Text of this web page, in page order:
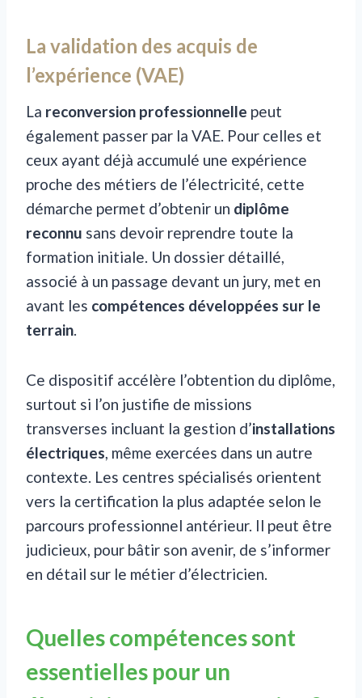
La validation des acquis de
l’expérience (VAE)
La reconversion professionnelle peut
également passer par la VAE. Pour celles et
ceux ayant déjà accumulé une expérience
proche des métiers de l’électricité, cette
démarche permet d’obtenir un diplôme
reconnu sans devoir reprendre toute la
formation initiale. Un dossier détaillé,
associé à un passage devant un jury, met en
avant les compétences développées sur le
terrain.
Ce dispositif accélère l’obtention du diplôme,
surtout si l’on justifie de missions
transverses incluant la gestion d’installations
électriques, même exercées dans un autre
contexte. Les centres spécialisés orientent
vers la certification la plus adaptée selon le
parcours professionnel antérieur. Il peut être
judicieux, pour bâtir son avenir, de s’informer
en détail sur le métier d’électricien.
Quelles compétences sont
essentielles pour un